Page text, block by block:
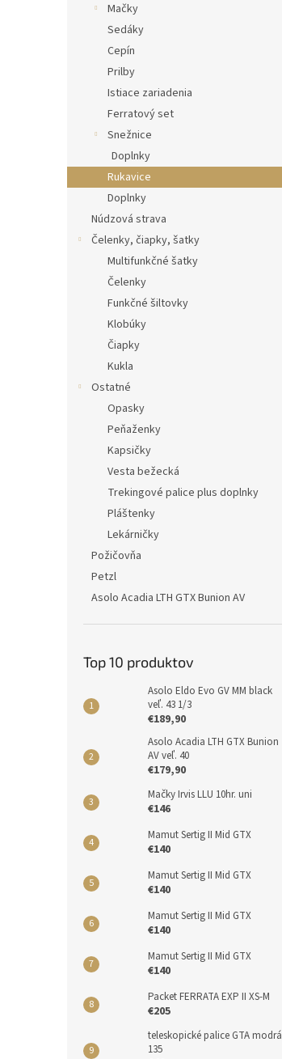
Mačky
Sedáky
Cepín
Prilby
Istiace zariadenia
Ferratový set
Snežnice
Doplnky
Rukavice
Doplnky
Núdzová strava
Čelenky, čiapky, šatky
Multifunkčné šatky
Čelenky
Funkčné šiltovky
Klobúky
Čiapky
Kukla
Ostatné
Opasky
Peňaženky
Kapsičky
Vesta bežecká
Trekingové palice plus doplnky
Pláštenky
Lekárničky
Požičovňa
Petzl
Asolo Acadia LTH GTX Bunion AV
Top 10 produktov
Asolo Eldo Evo GV MM black
veľ. 43 1/3
€189,90
Asolo Acadia LTH GTX Bunion
AV veľ. 40
€179,90
Mačky Irvis LLU 10hr. uni
€146
Mamut Sertig II Mid GTX
€140
Mamut Sertig II Mid GTX
€140
Mamut Sertig II Mid GTX
€140
Mamut Sertig II Mid GTX
€140
Packet FERRATA EXP II XS-M
€205
teleskopické palice GTA modrá
135